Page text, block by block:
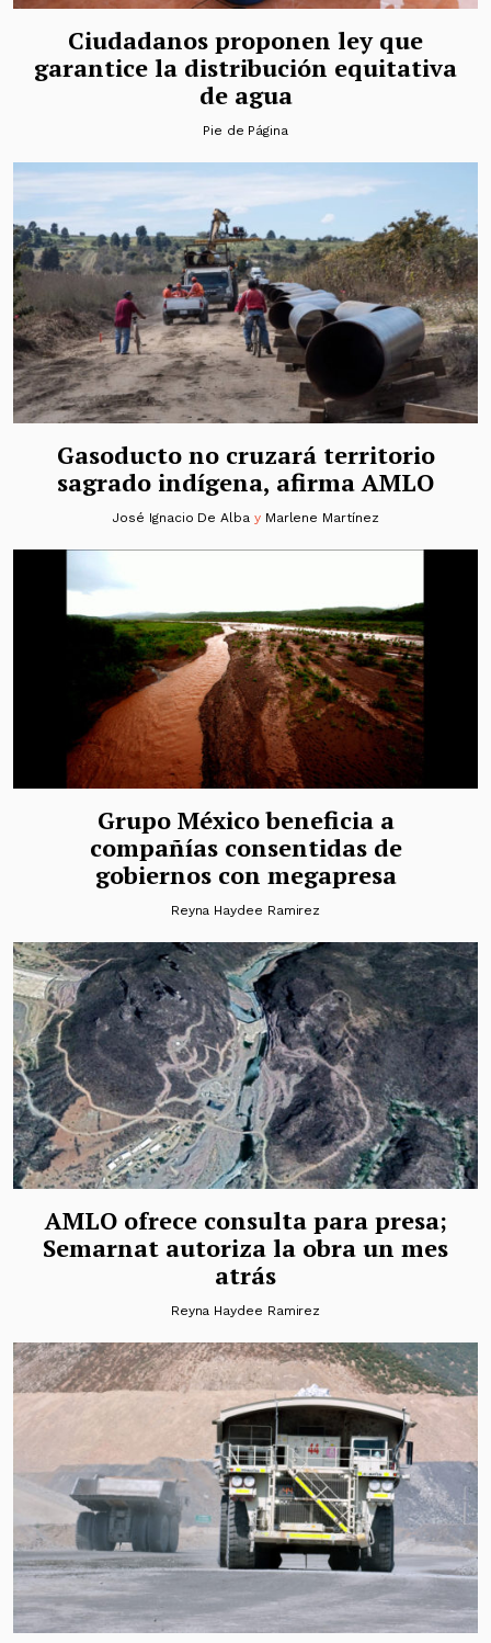
Ciudadanos proponen ley que
garantice la distribución equitativa
de agua
Pie de Página
Gasoducto no cruzará territorio
sagrado indígena, afirma AMLO
José Ignacio De Albay Marlene Martínez
Grupo México beneficia a
compañías consentidas de
gobiernos con megapresa
Reyna Haydee Ramirez
AMLO ofrece consulta para presa;
Semarnat autoriza la obra un mes
atrás
Reyna Haydee Ramirez